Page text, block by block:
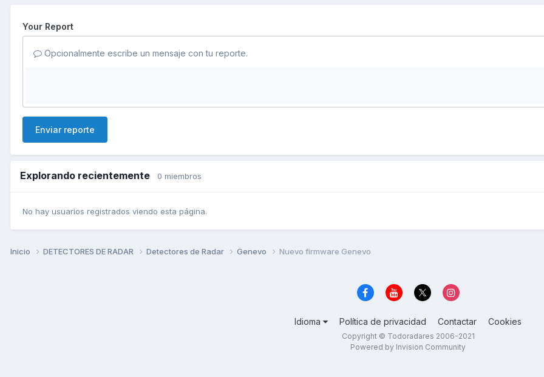
Your Report
Opcionalmente escribe un mensaje con tu reporte.
Enviar reporte
Explorando recientemente 0 miembros
No hay usuarios registrados viendo esta página.
Inicio DETECTORES DE RADAR Detectores de Radar Genevo Nuevo firmware Genevo
Idioma Política de privacidad Contactar Cookies
Copyright © Todoradares 2006-2021
Powered by Invision Community